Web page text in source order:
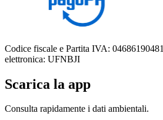
Codice fiscale e Partita IVA: 04686190481
elettronica: UFNBJI
Scarica la app
Consulta rapidamente i dati ambientali.